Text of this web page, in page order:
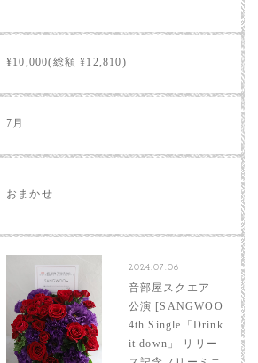
¥10,000(総額 ¥12,810)
7月
おまかせ
2024.07.06
音部屋スクエア
公演 [SANGWOO
4th Single「Drink
it down」 リリー